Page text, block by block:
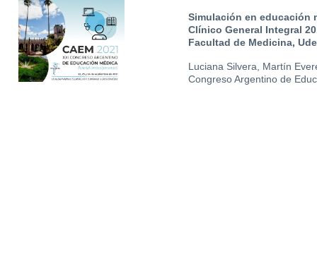
Simulación en educación
Clínico General Integral
Facultad de Medicina,
Luciana Silvera, Martín
Congreso Argentino de